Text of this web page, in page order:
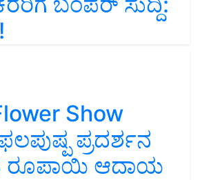
Show
ಪ್ರದರ್ಶನ
ರೂಪಾಯಿ ಆದಾಯ